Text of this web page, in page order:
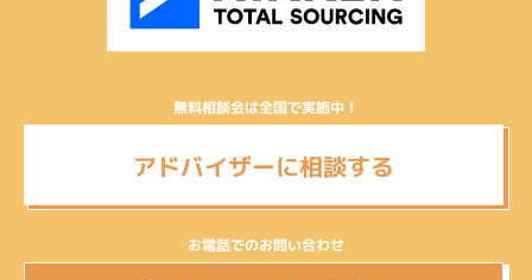
無料相談会は全国で実施中！
アドバイザーに相談する
お電話でのお問い合わせ